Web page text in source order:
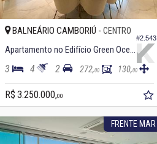
#2.543
BALNEÁRIO CAMBORIÚ - CENTRO
Apartamento no Edifício Green Ocean
3 4 2 272,00 130,00
R$ 3.250.000,00
FRENTE MAR